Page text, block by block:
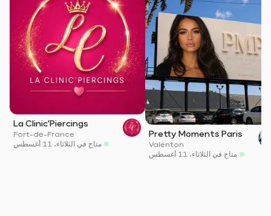
La Clinic'Piercings
Fort-de-France
متاح في الثلاثاء، 11 أغسطس
Pretty Moments Paris
Valenton
متاح في الثلاثاء، 11 أغسطس